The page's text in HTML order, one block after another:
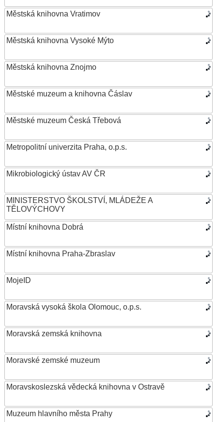
Městská knihovna Vratimov
Městská knihovna Vysoké Mýto
Městská knihovna Znojmo
Městské muzeum a knihovna Čáslav
Městské muzeum Česká Třebová
Metropolitní univerzita Praha, o.p.s.
Mikrobiologický ústav AV ČR
MINISTERSTVO ŠKOLSTVÍ, MLÁDEŽE A
TĚLOVÝCHOVY
Místní knihovna Dobrá
Místní knihovna Praha-Zbraslav
MojeID
Moravská vysoká škola Olomouc, o.p.s.
Moravská zemská knihovna
Moravské zemské muzeum
Moravskoslezská vědecká knihovna v Ostravě
Muzeum hlavního města Prahy